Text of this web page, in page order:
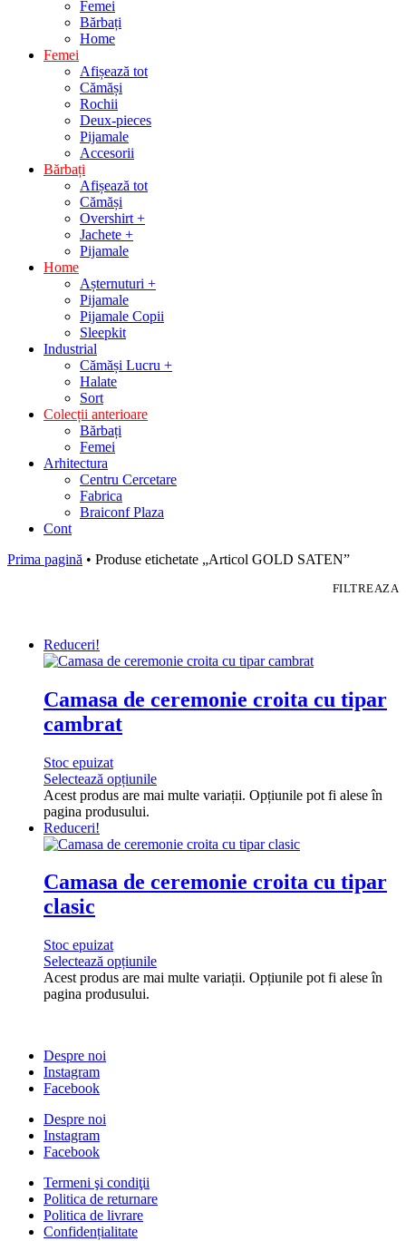
Femei
Bărbați
Home
Femei
Afișează tot
Cămăși
Rochii
Deux-pieces
Pijamale
Accesorii
Bărbați
Afișează tot
Cămăși
Overshirt +
Jachete +
Pijamale
Home
Așternuturi +
Pijamale
Pijamale Copii
Sleepkit
Industrial
Cămăși Lucru +
Halate
Sort
Colecții anterioare
Bărbați
Femei
Arhitectura
Centru Cercetare
Fabrica
Braiconf Plaza
Cont
Prima pagină • Produse etichetate „Articol GOLD SATEN”
FILTREAZA
Reduceri!
Camasa de ceremonie croita cu tipar
cambrat
Stoc epuizat
Selectează opțiunile
Acest produs are mai multe variații. Opțiunile pot fi alese în
pagina produsului.
Reduceri!
Camasa de ceremonie croita cu tipar
clasic
Stoc epuizat
Selectează opțiunile
Acest produs are mai multe variații. Opțiunile pot fi alese în
pagina produsului.
Despre noi
Instagram
Facebook
Despre noi
Instagram
Facebook
Termeni şi condiţii
Politica de returnare
Politica de livrare
Confidențialitate